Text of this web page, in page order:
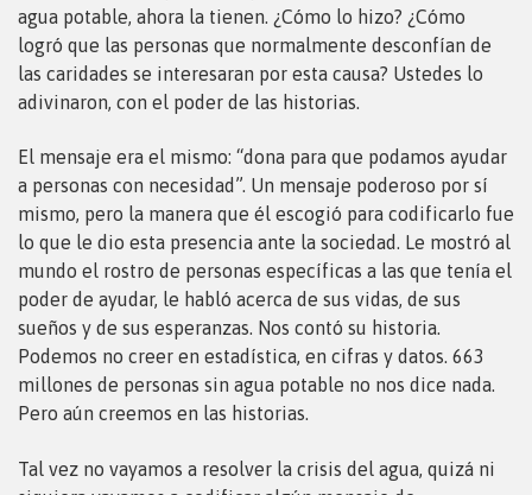
agua potable, ahora la tienen. ¿Cómo lo hizo? ¿Cómo
logró que las personas que normalmente desconfían de
las caridades se interesaran por esta causa? Ustedes lo
adivinaron, con el poder de las historias.
El mensaje era el mismo: “dona para que podamos ayudar
a personas con necesidad”. Un mensaje poderoso por sí
mismo, pero la manera que él escogió para codificarlo fue
lo que le dio esta presencia ante la sociedad. Le mostró al
mundo el rostro de personas específicas a las que tenía el
poder de ayudar, le habló acerca de sus vidas, de sus
sueños y de sus esperanzas. Nos contó su historia.
Podemos no creer en estadística, en cifras y datos. 663
millones de personas sin agua potable no nos dice nada.
Pero aún creemos en las historias.
Tal vez no vayamos a resolver la crisis del agua, quizá ni